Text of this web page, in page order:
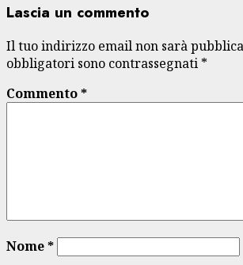
Lascia un commento
Il tuo indirizzo email non sarà
obbligatori sono contrassegnati *
Commento*
Nome*